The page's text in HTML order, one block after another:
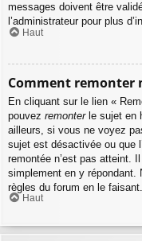
messages doivent être
l’administrateur pour plus
Haut
Comment remonter
En cliquant sur le lien «
pouvez remonterle sujet en
ailleurs, si vous ne voyez
sujet est désactivée ou que
remontée n’est pas atteint.
simplement en y répondant.
règles du forum en le faisant.
Haut